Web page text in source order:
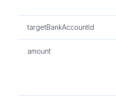
targetBankAccountId
amount